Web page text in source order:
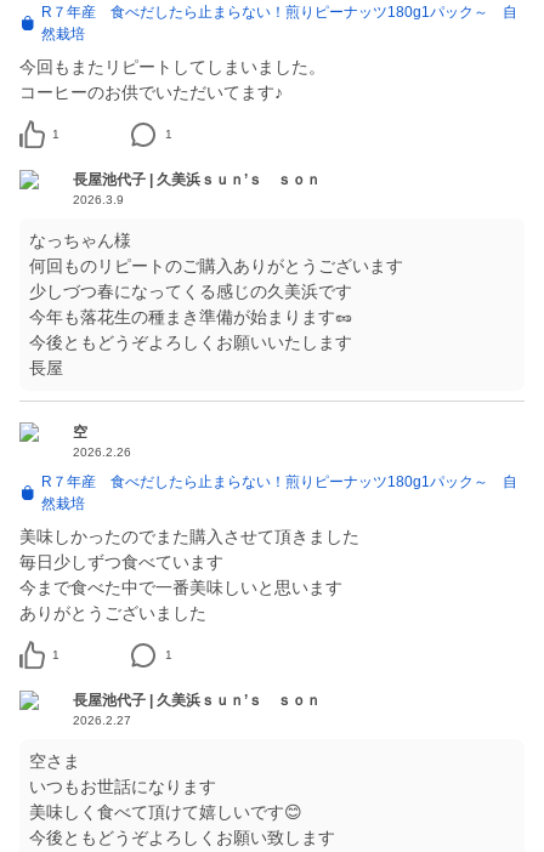
R７年産 食べだしたら止まらない！煎りピーナッツ180g1パック～ 自
然栽培
今回もまたリピートしてしまいました。
コーヒーのお供でいただいてます♪
1 1
長屋池代子 | 久美浜ｓｕｎ’ｓ ｓｏｎ
2026.3.9
なっちゃん様
何回ものリピートのご購入ありがとうございます
少しづつ春になってくる感じの久美浜です
今年も落花生の種まき準備が始まります🥜
今後ともどうぞよろしくお願いいたします
長屋
空
2026.2.26
R７年産 食べだしたら止まらない！煎りピーナッツ180g1パック～ 自
然栽培
美味しかったのでまた購入させて頂きました
毎日少しずつ食べています
今まで食べた中で一番美味しいと思います
ありがとうございました
1 1
長屋池代子 | 久美浜ｓｕｎ’ｓ ｓｏｎ
2026.2.27
空さま
いつもお世話になります
美味しく食べて頂けて嬉しいです😊
今後ともどうぞよろしくお願い致します